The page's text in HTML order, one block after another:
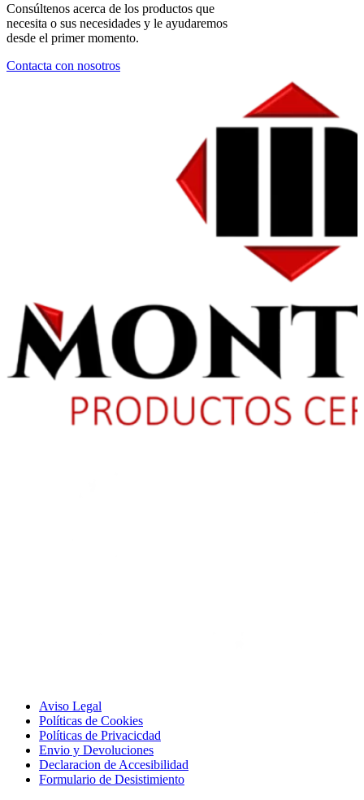
Consúltenos acerca de los productos que
necesita o sus necesidades y le ayudaremos
desde el primer momento.
Contacta con nosotros
Aviso Legal
Políticas de Cookies
Políticas de Privacicdad
Envio y Devoluciones
Declaracion de Accesibilidad
Formulario de Desistimiento